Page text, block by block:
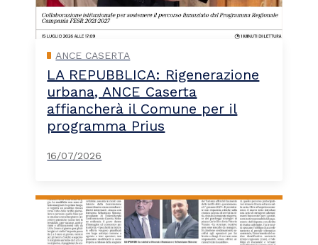
ANCE CASERTA
LA REPUBBLICA: Rigenerazione
urbana, ANCE Caserta
affiancherà il Comune per il
programma Prius
16/07/2026